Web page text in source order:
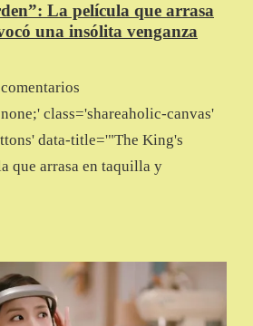
La película que arrasa
una insólita venganza
class='shareaholic-canvas'
data-title='"The King's
que arrasa en taquilla y